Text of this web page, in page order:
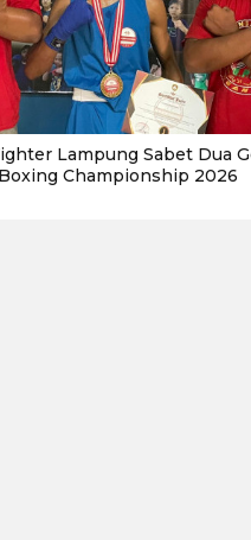
Lampung Sabet Dua
Championship 2026